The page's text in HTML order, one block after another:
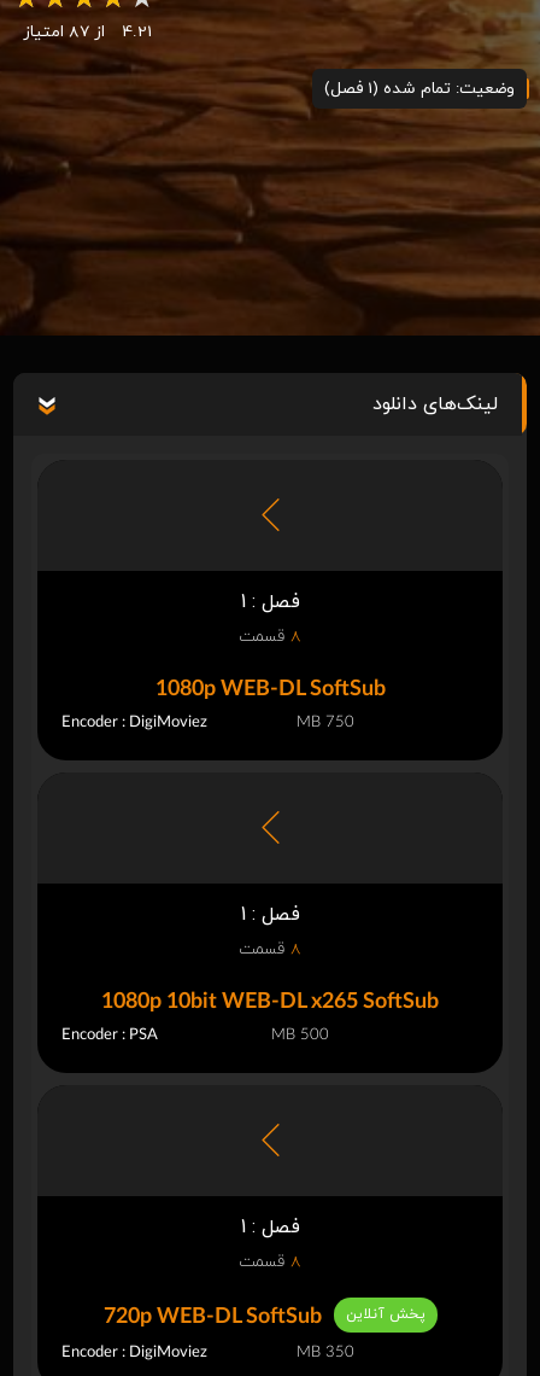
4.21 از 87 امتیاز
وضعیت: تمام شده (1 فصل)
لینک‌های دانلود
فصل : 1
8 قسمت
1080p WEB-DL SoftSub
Encoder : DigiMoviez 750 MB
فصل : 1
8 قسمت
1080p 10bit WEB-DL x265 SoftSub
Encoder : PSA 500 MB
فصل : 1
8 قسمت
720p WEB-DL SoftSub پخش آنلاین
Encoder : DigiMoviez 350 MB